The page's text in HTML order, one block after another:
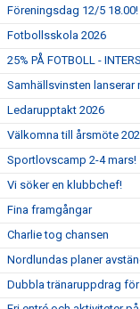
Föreningsdag 12/5 18.00!
Fotbollsskola 2026
25% PÅ FOTBOLL -
Samhällsvinsten
Ledarupptakt 2026
Välkomna till årsmöte
Sportlovscamp 2-4 mars!
Vi söker en klubbchef!
Fina framgångar
Charlie tog chansen
Nordlundas planer
Dubbla tränaruppdrag